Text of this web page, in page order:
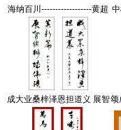
海纳百川------------------黄超
群(厦门)原国光中学教师
【书法作品】
成大业桑梓泽恩担道义 展智
才狮城伟绩著新篇--黄超群
撰(厦门)原国光中学教师/黄
颂
-